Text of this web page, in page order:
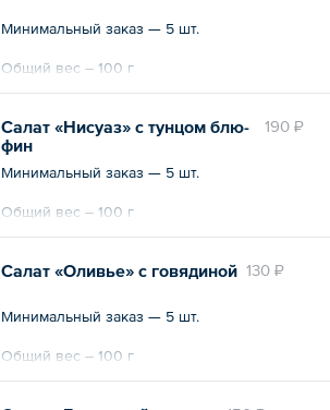
Минимальный заказ — 5 шт.
Общий вес – 100 г
190 ₽
Салат «Нисуаз» с тунцом блю-
фин
Минимальный заказ — 5 шт.
Общий вес – 100 г
130 ₽
Салат «Оливье» с говядиной
Минимальный заказ — 5 шт.
Общий вес – 100 г